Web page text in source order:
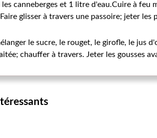
les canneberges et 1 litre d'eau.Cuire à
glisser à travers une passoire; jeter les
le sucre, le rouget, le girofle, le jus
chauffer à travers. Jeter les gousses